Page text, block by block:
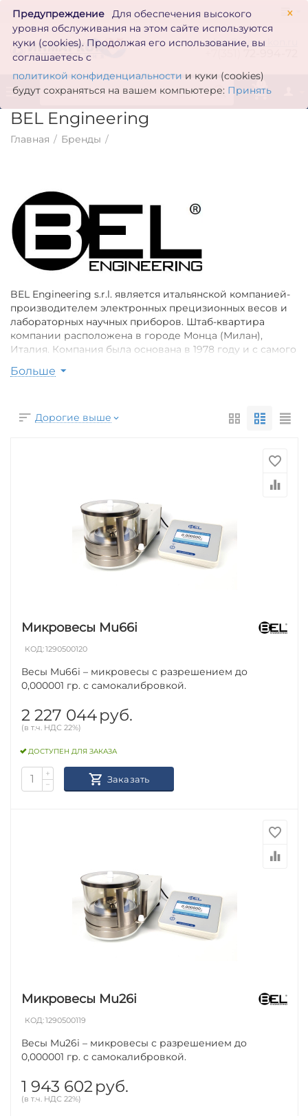
×
Предупреждение
Для обеспечения высокого
уровня обслуживания на этом сайте используются
куки (cookies). Продолжая его использование, вы
соглашаетесь с
политикой конфиденциальности и куки (cookies)
будут сохраняться на вашем компьютере: Принять
zakaz@inmarkon.ru
0
BEL Engineering
Главная / Бренды /
BEL Engineering s.r.l. является итальянской компанией-
производителем электронных прецизионных весов и
лабораторных научных приборов. Штаб-квартира
компании расположена в городе Монца (Милан),
Италия. Компания была основана в 1978 году и с самого
производство на основе постоянных и глубоких
Вся стадия производственного процесса, включая
механику, электронику, программное обеспечение и
собственном производстве в Италии. Это гарантирует
В настоящее время ассортимент продукции BEL
Engineering включает электронные весы с
разрешением от 0,001 мг до 0,1 г, анализаторы
влажности, микроскопы, спектрофотометры, камеры
BEL Engineering является одним из крупнейших
европейских игроков на рынке весового
оборудования. Система качества компании
продукция имеет сертификаты CE-NAWI (директива
2009/23/CEE) и CE-205, подтверждающие соответствие
Больше
Дорогие выше
Микровесы Mu66i
КОД:1290500120
Весы Mu66i – микровесы с разрешением до
0,000001 гр. с самокалибровкой.
2 227 044руб.
(в т.ч. НДС 22%)
ДОСТУПЕН ДЛЯ ЗАКАЗА
+
−
Заказать
Микровесы Mu26i
КОД:1290500119
Весы Mu26i – микровесы с разрешением до
0,000001 гр. с самокалибровкой.
1 943 602 руб.
(в т.ч. НДС 22%)